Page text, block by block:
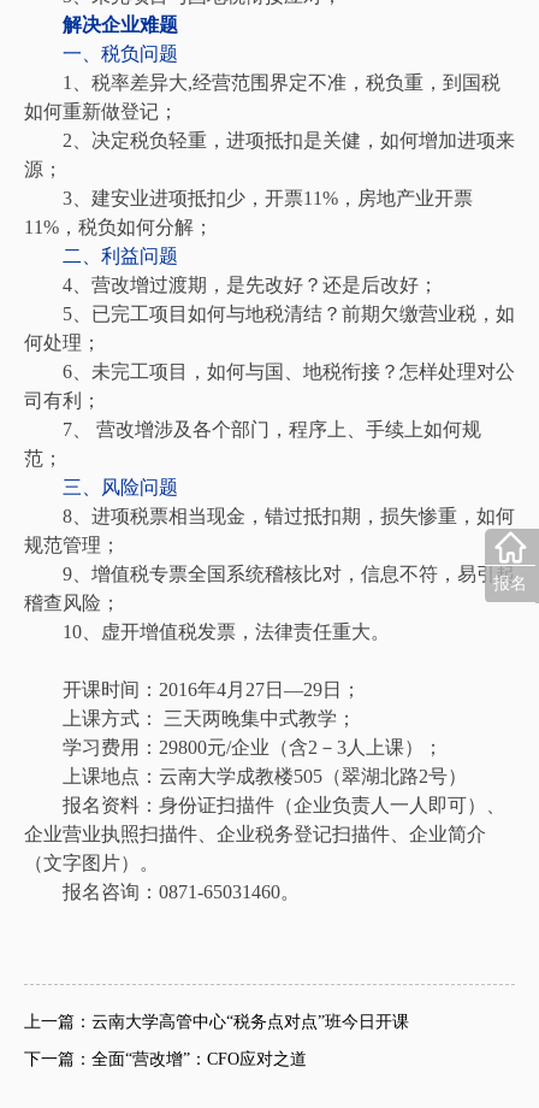
报名
解决企业难题
一、税负问题
1、税率差异大,经营范围界定不准，税负重，到国税
如何重新做登记；
2、决定税负轻重，进项抵扣是关健，如何增加进项来
源；
3、建安业进项抵扣少，开票11%，房地产业开票
11%，税负如何分解；
二、利益问题
4、营改增过渡期，是先改好？还是后改好；
5、已完工项目如何与地税清结？前期欠缴营业税，如
何处理；
6、未完工项目，如何与国、地税衔接？怎样处理对公
司有利；
7、 营改增涉及各个部门，程序上、手续上如何规
范；
三、风险问题
8、进项税票相当现金，错过抵扣期，损失惨重，如何
规范管理；
9、增值税专票全国系统稽核比对，信息不符，易引起
稽查风险；
10、虚开增值税发票，法律责任重大。
开课时间：2016年4月27日—29日；
上课方式： 三天两晚集中式教学；
学习费用：29800元/企业（含2－3人上课）；
上课地点：云南大学成教楼505（翠湖北路2号）
报名资料：身份证扫描件（企业负责人一人即可）、
企业营业执照扫描件、企业税务登记扫描件、企业简介
（文字图片）。
报名咨询：0871-65031460。
上一篇：云南大学高管中心“税务点对点”班今日开课
下一篇：全面“营改增”：CFO应对之道